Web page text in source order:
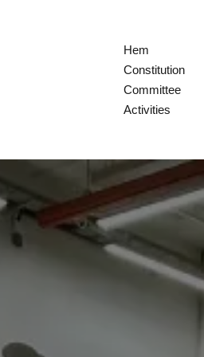
Hem
Constitution
Committee
Activities